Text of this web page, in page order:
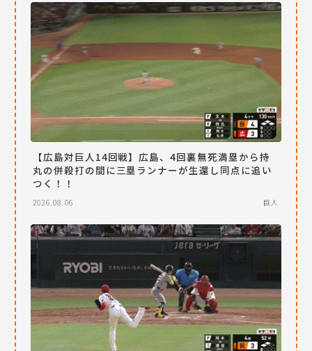
【広島対巨人14回戦】広島、4回裏無死満塁から持
丸の併殺打の間に三塁ランナーが生還し同点に追い
つく！！
2026.08.06 巨人